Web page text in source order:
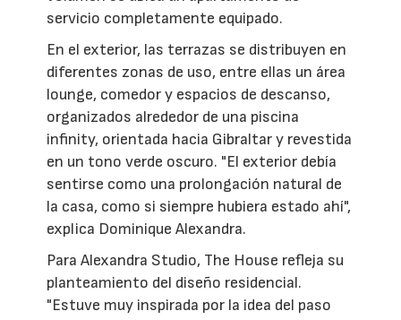
servicio completamente equipado.
En el exterior, las terrazas se distribuyen en
diferentes zonas de uso, entre ellas un área
lounge, comedor y espacios de descanso,
organizados alrededor de una piscina
infinity, orientada hacia Gibraltar y revestida
en un tono verde oscuro. "El exterior debía
sentirse como una prolongación natural de
la casa, como si siempre hubiera estado ahí",
explica Dominique Alexandra.
Para Alexandra Studio, The House refleja su
planteamiento del diseño residencial.
"Estuve muy inspirada por la idea del paso